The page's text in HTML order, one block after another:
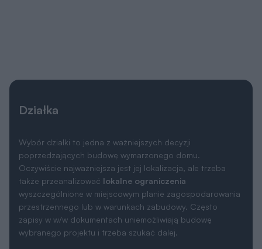
Działka
Wybór działki to jedna z ważniejszych decyzji
poprzedzających budowę wymarzonego domu.
Oczywiście najważniejsza jest jej lokalizacja, ale trzeba
także przeanalizować lokalne ograniczenia
wyszczególnione w miejscowym planie zagospodarowania
przestrzennego lub w warunkach zabudowy. Często
zapisy w w/w dokumentach uniemożliwiają budowę
wybranego projektu i trzeba szukać dalej.